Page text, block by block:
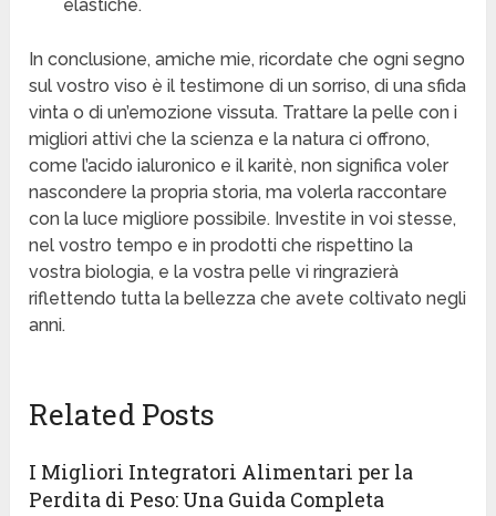
elastiche.
In conclusione, amiche mie, ricordate che ogni segno
sul vostro viso è il testimone di un sorriso, di una sfida
vinta o di un’emozione vissuta. Trattare la pelle con i
migliori attivi che la scienza e la natura ci offrono,
come l’acido ialuronico e il karitè, non significa voler
nascondere la propria storia, ma volerla raccontare
con la luce migliore possibile. Investite in voi stesse,
nel vostro tempo e in prodotti che rispettino la
vostra biologia, e la vostra pelle vi ringrazierà
riflettendo tutta la bellezza che avete coltivato negli
anni.
Related Posts
I Migliori Integratori Alimentari per la
Perdita di Peso: Una Guida Completa